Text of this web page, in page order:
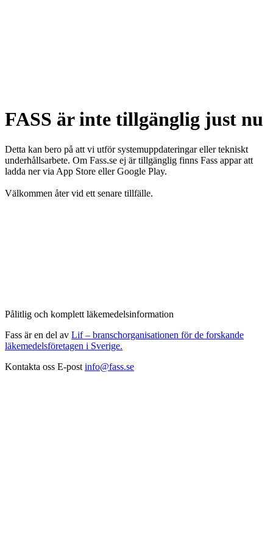
FASS är inte tillgänglig just nu
Detta kan bero på att vi utför systemuppdateringar eller tekniskt
underhållsarbete. Om Fass.se ej är tillgänglig finns Fass appar att
ladda ner via App Store eller Google Play.
Välkommen åter vid ett senare tillfälle.
Pålitlig och komplett läkemedelsinformation
Fass är en del av Lif – branschorganisationen för de forskande
läkemedelsföretagen i Sverige.
Kontakta oss E-post info@fass.se